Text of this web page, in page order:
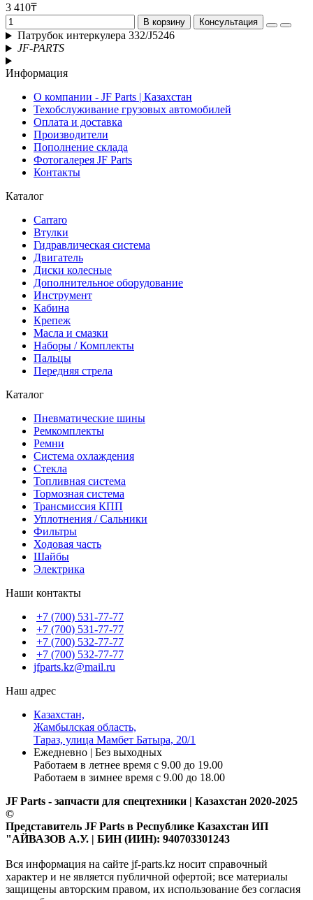
3 410₸
В корзину Консультация
Патрубок интеркулера 332/J5246
JF-PARTS
Информация
О компании - JF Parts | Казахстан
Техобслуживание грузовых автомобилей
Оплата и доставка
Производители
Пополнение склада
Фотогалерея JF Parts
Контакты
Каталог
Carraro
Втулки
Гидравлическая система
Двигатель
Диски колесные
Дополнительное оборудование
Инструмент
Кабина
Крепеж
Масла и смазки
Наборы / Комплекты
Пальцы
Передняя стрела
Каталог
Пневматические шины
Ремкомплекты
Ремни
Система охлаждения
Стекла
Топливная система
Тормозная система
Трансмиссия КПП
Уплотнения / Сальники
Фильтры
Ходовая часть
Шайбы
Электрика
Наши контакты
+7 (700) 531-77-77
+7 (700) 531-77-77
+7 (700) 532-77-77
+7 (700) 532-77-77
jfparts.kz@mail.ru
Наш адрес
Казахстан,
Жамбылская область,
Тараз, улица Мамбет Батыра, 20/1
Ежедневно | Без выходных
Работаем в летнее время с 9.00 до 19.00
Работаем в зимнее время с 9.00 до 18.00
JF Parts - запчасти для спецтехники | Казахстан 2020-2025
©
Представитель JF Parts в Республике Казахстан ИП
"АЙВАЗОВ А.У. | БИН (ИИН): 940703301243
Вся информация на сайте jf-parts.kz носит справочный
характер и не является публичной офертой; все материалы
защищены авторским правом, их использование без согласия